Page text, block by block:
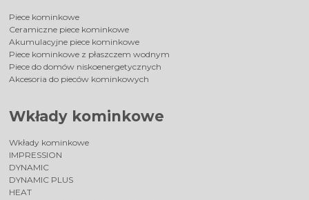
Piece kominkowe
Ceramiczne piece kominkowe
Akumulacyjne piece kominkowe
Piece kominkowe z płaszczem wodnym
Piece do domów niskoenergetycznych
Akcesoria do pieców kominkowych
Wkłady kominkowe
Wkłady kominkowe
IMPRESSION
DYNAMIC
DYNAMIC PLUS
HEAT